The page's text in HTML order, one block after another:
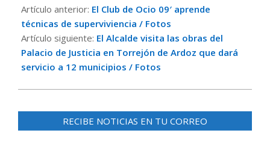
10-
16
Artículo anterior: El Club de Ocio 09′ aprende
técnicas de superviviencia / Fotos
Artículo siguiente: El Alcalde visita las obras del
Palacio de Justicia en Torrejón de Ardoz que dará
servicio a 12 municipios / Fotos
RECIBE NOTICIAS EN TU CORREO